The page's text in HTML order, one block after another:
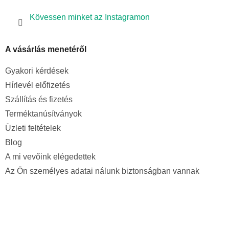
Kövessen minket az Instagramon
A vásárlás menetéről
Gyakori kérdések
Hírlevél előfizetés
Szállítás és fizetés
Terméktanúsítványok
Üzleti feltételek
Blog
A mi vevőink elégedettek
Az Ön személyes adatai nálunk biztonságban vannak